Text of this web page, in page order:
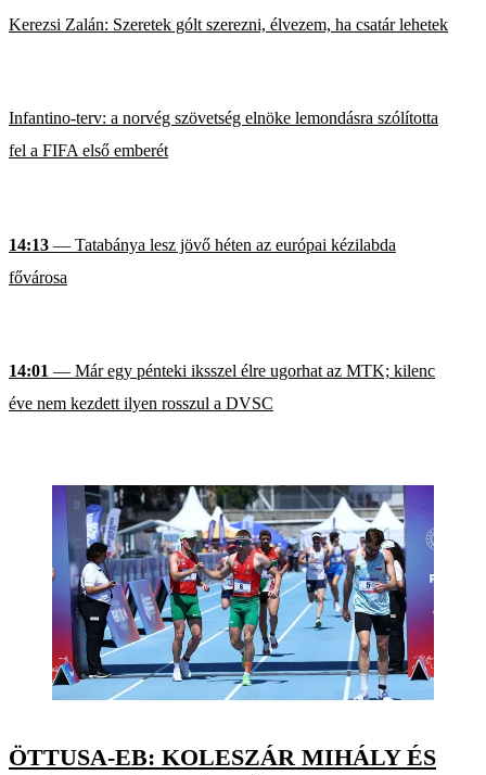
Kerezsi Zalán: Szeretek gólt szerezni, élvezem, ha csatár lehetek
Infantino-terv: a norvég szövetség elnöke lemondásra szólította
fel a FIFA első emberét
14:13 — Tatabánya lesz jövő héten az európai kézilabda
fővárosa
14:01 — Már egy pénteki iksszel élre ugorhat az MTK; kilenc
éve nem kezdett ilyen rosszul a DVSC
ÖTTUSA-EB: KOLESZÁR MIHÁLY ÉS